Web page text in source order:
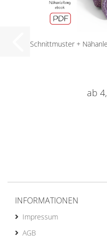
Schnittmuster +
ab
INFORMATIONEN
Impressum
AGB